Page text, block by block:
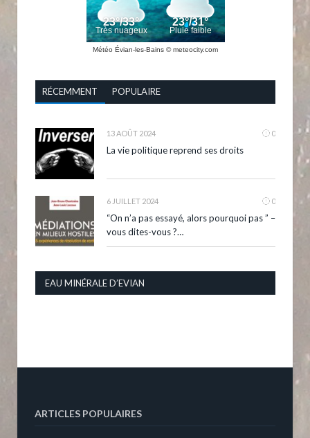
Météo Évian-les-Bains © meteocity.com
RÉCEMMENT POPULAIRE
13 AOÛT 2024 0
La vie politique reprend ses droits
6 JUILLET 2024 0
“On n’a pas essayé, alors pourquoi pas ” –
vous dites-vous ?…
EAU MINÉRALE D’EVIAN
ARTICLES POPULAIRES